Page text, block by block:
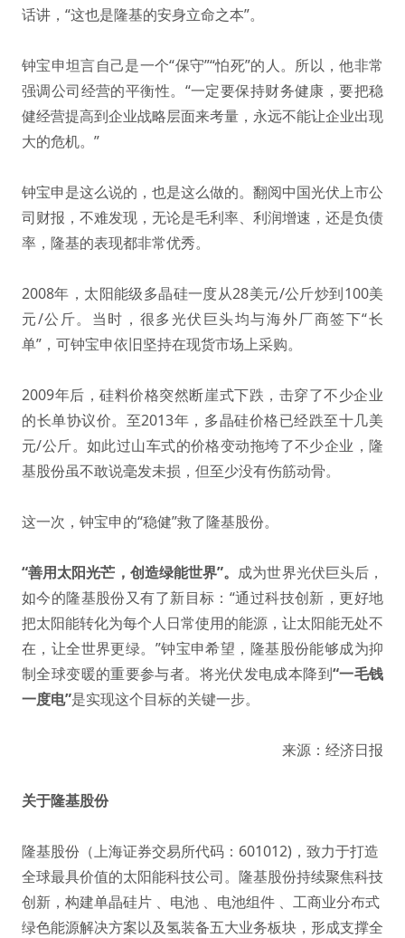
话讲，“这也是隆基的安身立命之本”。
钟宝申坦言自己是一个“保守”“怕死”的人。所以，他非常
强调公司经营的平衡性。“一定要保持财务健康，要把稳
健经营提高到企业战略层面来考量，永远不能让企业出现
大的危机。”
钟宝申是这么说的，也是这么做的。翻阅中国光伏上市公
司财报，不难发现，无论是毛利率、利润增速，还是负债
率，隆基的表现都非常优秀。
2008年，太阳能级多晶硅一度从28美元/公斤炒到100美
元/公斤。当时，很多光伏巨头均与海外厂商签下“长
单”，可钟宝申依旧坚持在现货市场上采购。
2009年后，硅料价格突然断崖式下跌，击穿了不少企业
的长单协议价。至2013年，多晶硅价格已经跌至十几美
元/公斤。如此过山车式的价格变动拖垮了不少企业，隆
基股份虽不敢说毫发未损，但至少没有伤筋动骨。
这一次，钟宝申的“稳健”救了隆基股份。
“善用太阳光芒，创造绿能世界”。 成为世界光伏巨头后，
如今的隆基股份又有了新目标：“通过科技创新，更好地
把太阳能转化为每个人日常使用的能源，让太阳能无处不
在，让全世界更绿。”钟宝申希望，隆基股份能够成为抑
制全球变暖的重要参与者。将光伏发电成本降到“一毛钱
一度电”是实现这个目标的关键一步。
来源：经济日报
关于隆基股份
隆基股份（上海证券交易所代码：601012)，致力于打造
全球最具价值的太阳能科技公司。隆基股份持续聚焦科技
创新，构建单晶硅片 、电池 、电池组件 、工商业分布式
绿色能源解决方案以及氢装备五大业务板块，形成支撑全